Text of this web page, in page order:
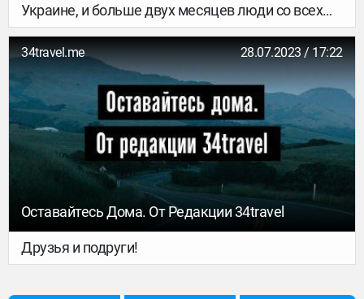
Украине, и больше двух месяцев люди со всех
уголков мира – выехавшие из страны украинцы
и небезразличные иностранцы – пытаются
помочь, чем могут: кто-то организует акции
поддержки, кто-то – благотворительные
концерты, кто-то – выставки. Про последние
сегодня и рассказываем: что, где и когда
проходит.
34travel.me 28.07.2023 / 17:22
Оставайтесь Дома. От Редакции 34travel
Друзья и подруги!